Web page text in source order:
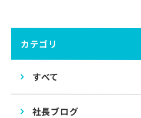
カテゴリ
すべて
社長ブログ